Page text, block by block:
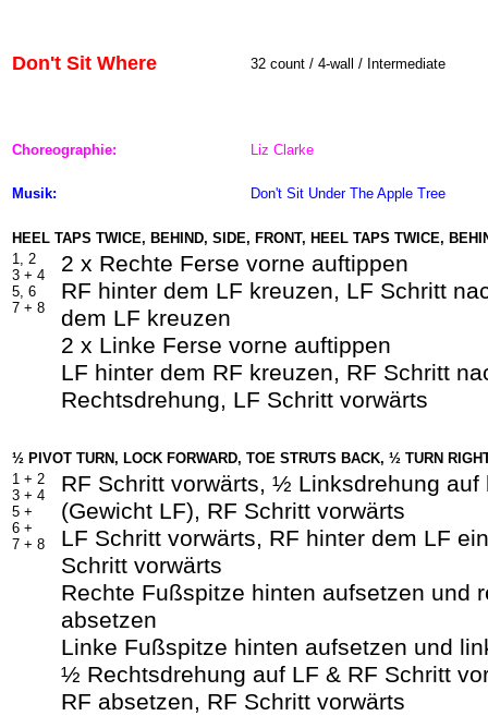
Don't Sit Where 32 count / 4-wall / Intermediate
Choreographie: Liz Clarke
Musik: Don't Sit Under The Apple Tree
HEEL TAPS TWICE, BEHIND, SIDE, FRONT, HEEL TAPS TWICE,
1, 2
3 + 4
5, 6
7 + 8
2 x Rechte Ferse vorne auftippen
RF hinter dem LF kreuzen, LF Schritt
dem LF kreuzen
2 x Linke Ferse vorne auftippen
LF hinter dem RF kreuzen, RF Schritt
Rechtsdrehung, LF Schritt vorwärts
½ PIVOT TURN, LOCK FORWARD, TOE STRUTS BACK, ½ TURN
1 + 2
3 + 4
5 +
6 +
7 + 8
RF Schritt vorwärts, ½ Linksdrehung auf
(Gewicht LF), RF Schritt vorwärts
LF Schritt vorwärts, RF hinter dem LF
Schritt vorwärts
Rechte Fußspitze hinten aufsetzen und
absetzen
Linke Fußspitze hinten aufsetzen und
½ Rechtsdrehung auf LF & RF Schritt
RF absetzen, RF Schritt vorwärts